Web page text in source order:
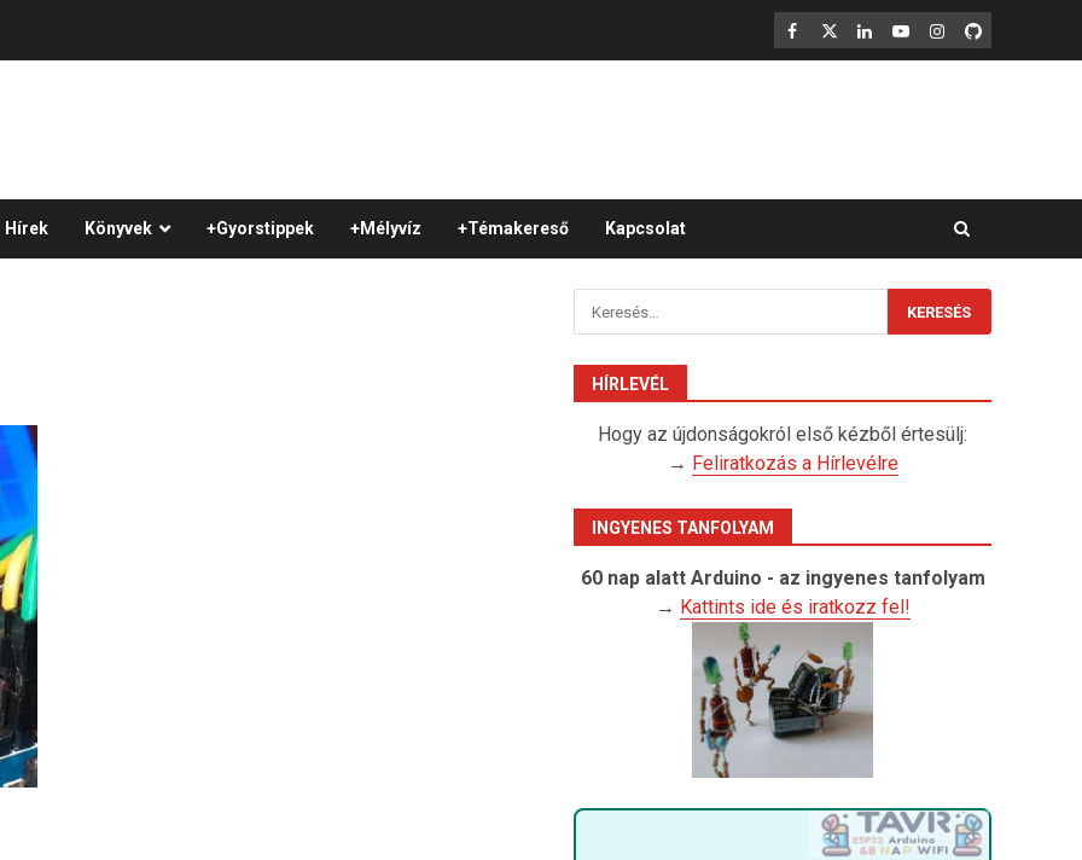
F X LinkedIn
YouTubeInstagram
GitHub
Hírek Könyvek +Gyorstippek +Mélyvíz +Témakereső Kapcsolat
Keresés:
HÍRLEVÉL
Hogy az újdonságokról első kézből értesülj:
→ Feliratkozás a Hírlevélre
INGYENES TANFOLYAM
60 nap alatt Arduino - az ingyenes tanfolyam
→ Kattints ide és iratkozz fel!